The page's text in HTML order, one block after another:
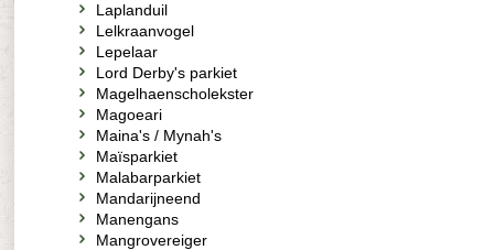
Laplanduil
Lelkraanvogel
Lepelaar
Lord Derby's parkiet
Magelhaenscholekster
Magoeari
Maina's / Mynah's
Maïsparkiet
Malabarparkiet
Mandarijneend
Manengans
Mangrovereiger